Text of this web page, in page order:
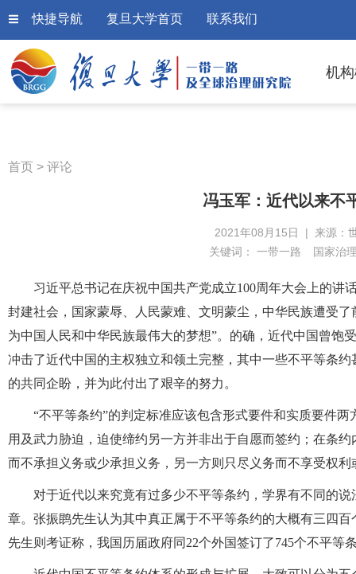
快捷导航 复旦大学首页 联系我们
机
首页 > 评论
冯玉军：近代以来不
2021年08月15日 | 来源：
关键词： 一带一路 国家治
习近平总书记在庆祝中国共产党成立100周年大会上的讲
封建社会，国家蒙辱、人民蒙难、文明蒙尘，中华民族遭受
为中国人民和中华民族最伟大的梦想”。的确，近代中国曾饱
冲击了近代中国的主权独立和领土完整，其中一些不平等条
的共同企盼，并为此付出了艰辛的努力。
“不平等条约”的判定标准应该包含形式要件和实质要件
用及武力胁迫，迫使缔约另一方并非出于自愿而签约；在条
而不承担义务或少承担义务，另一方则只尽义务而不享受权利
对于近代以来究竟有过多少不平等条约，学界有不同的
章。张振鹍先生认为其中真正属于不平等条约的大概有三四
先生则考证称，我国历届政府同22个外国签订了745个不平等